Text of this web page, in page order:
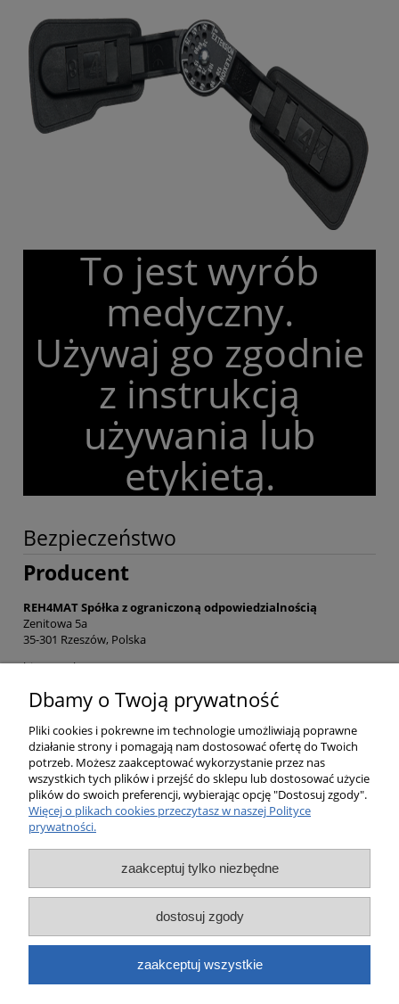
To jest wyrób
medyczny.
Używaj go zgodnie
z instrukcją
używania lub
etykietą.
Bezpieczeństwo
Producent
REH4MAT Spółka z ograniczoną odpowiedzialnością
Zenitowa 5a
35-301 Rzeszów, Polska
biuro@reh4mat.com
Zgłoś problem z bezpieczeństwem produktu
Opinie o produkcie (0)
Pomoc
Moje konto
Płatności i dostawa
Informacje
Dbamy o Twoją prywatność
Pliki cookies i pokrewne im technologie umożliwiają poprawne
działanie strony i pomagają nam dostosować ofertę do Twoich
potrzeb. Możesz zaakceptować wykorzystanie przez nas
wszystkich tych plików i przejść do sklepu lub dostosować użycie
plików do swoich preferencji, wybierając opcję "Dostosuj zgody".
Więcej o plikach cookies przeczytasz w naszej Polityce
prywatności.
zaakceptuj tylko niezbędne
dostosuj zgody
zaakceptuj wszystkie